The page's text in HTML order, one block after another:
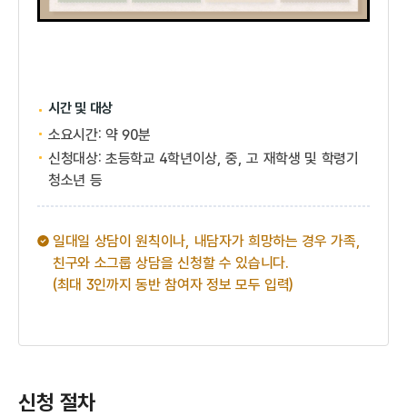
시간 및 대상
소요시간: 약 90분
신청대상: 초등학교 4학년이상, 중, 고 재학생 및 학령기
청소년 등
일대일 상담이 원칙이나, 내담자가 희망하는 경우 가족,
친구와 소그룹 상담을 신청할 수 있습니다.
(최대 3인까지 동반 참여자 정보 모두 입력)
신청 절차